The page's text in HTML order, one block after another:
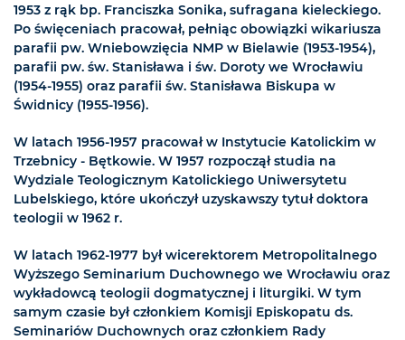
1953 z rąk bp. Franciszka Sonika, sufragana kieleckiego.
Po święceniach pracował, pełniąc obowiązki wikariusza
parafii pw. Wniebowzięcia NMP w Bielawie (1953-1954),
parafii pw. św. Stanisława i św. Doroty we Wrocławiu
(1954-1955) oraz parafii św. Stanisława Biskupa w
Świdnicy (1955-1956).
W latach 1956-1957 pracował w Instytucie Katolickim w
Trzebnicy - Bętkowie. W 1957 rozpoczął studia na
Wydziale Teologicznym Katolickiego Uniwersytetu
Lubelskiego, które ukończył uzyskawszy tytuł doktora
teologii w 1962 r.
W latach 1962-1977 był wicerektorem Metropolitalnego
Wyższego Seminarium Duchownego we Wrocławiu oraz
wykładowcą teologii dogmatycznej i liturgiki. W tym
samym czasie był członkiem Komisji Episkopatu ds.
Seminariów Duchownych oraz członkiem Rady